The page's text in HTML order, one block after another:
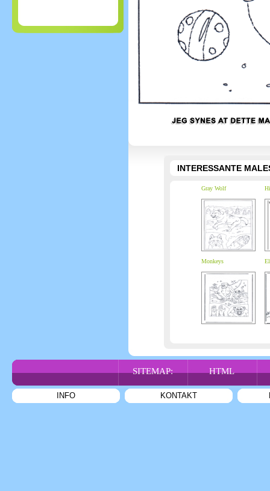
INTERESSANTE
Gray Wolf
Monkeys
SITEMAP: HTML
INFO KONTAKT